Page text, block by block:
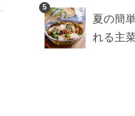
5
夏の簡
れる主